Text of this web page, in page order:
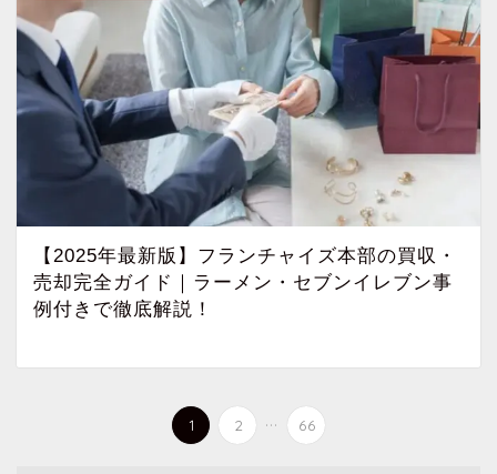
【2025年最新版】フランチャイズ本部の買収・
売却完全ガイド｜ラーメン・セブンイレブン事
例付きで徹底解説！
1 2 ... 66